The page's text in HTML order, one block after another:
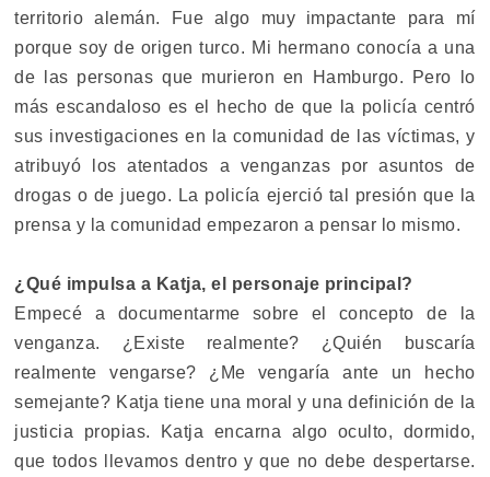
territorio alemán. Fue algo muy impactante para mí
porque soy de origen turco. Mi hermano conocía a una
de las personas que murieron en Hamburgo. Pero lo
más escandaloso es el hecho de que la policía centró
sus investigaciones en la comunidad de las víctimas, y
atribuyó los atentados a venganzas por asuntos de
drogas o de juego. La policía ejerció tal presión que la
prensa y la comunidad empezaron a pensar lo mismo.
¿Qué impulsa a Katja, el personaje principal?
Empecé a documentarme sobre el concepto de la
venganza. ¿Existe realmente? ¿Quién buscaría
realmente vengarse? ¿Me vengaría ante un hecho
semejante? Katja tiene una moral y una definición de la
justicia propias. Katja encarna algo oculto, dormido,
que todos llevamos dentro y que no debe despertarse.